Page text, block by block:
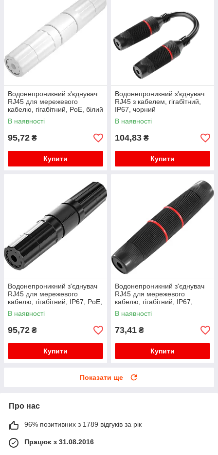
Водонепроникний з'єднувач
RJ45 для мережевого
кабелю, гігабітний, PoE, білий
В наявності
95,72 ₴
Купити
Водонепроникний з'єднувач
RJ45 з кабелем, гігабітний,
IP67, чорний
В наявності
104,83 ₴
Купити
Водонепроникний з'єднувач
RJ45 для мережевого
кабелю, гігабітний, IP67, PoE,
чорний
В наявності
95,72 ₴
Купити
Водонепроникний з'єднувач
RJ45 для мережевого
кабелю, гігабітний, IP67,
чорний, WDT-IP67ZT/B
В наявності
73,41 ₴
Купити
Показати ще
Про нас
96% позитивних з 1789 відгуків за рік
Працює з 31.08.2016